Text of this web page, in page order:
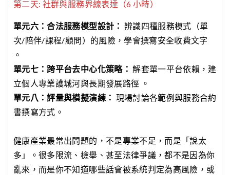
第二天: 社群與服務界線表達（6 小時）
單元六：合法服務模型設計： 辨識四種服務模式（單
次/陪伴/課程/顧問）的風險，學會撰寫安全收費文字
。
單元七：跨平台去中心化策略： 解套單一平台依賴，建
立個人專業護城河與長期發展路徑 。
單元八：評量與模擬演練： 現場討論各範例與服務合約
書撰寫方式。
健康產業最常出問題的，不是專業不足，而是「說太
多」。很多限流、檢舉、甚至法律爭議，都不是因為你
亂來，而是你不知道哪些話會被系統判定為高風險，或